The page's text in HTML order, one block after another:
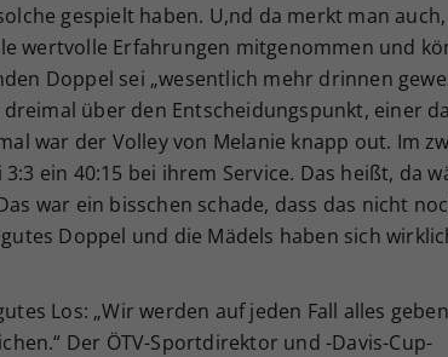
gespielt haben. U,nd da merkt man auch,
wertvolle Erfahrungen mitgenommen und
Doppel sei „wesentlich mehr drinnen
dreimal über den Entscheidungspunkt, einer
war der Volley von Melanie knapp out. Im
ein 40:15 bei ihrem Service. Das heißt, da
war ein bisschen schade, dass das nicht
Doppel und die Mädels haben sich
Los: „Wir werden auf jeden Fall alles
Der ÖTV-Sportdirektor und -Davis-Cup-